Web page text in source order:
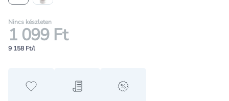
Nincs készleten
1 099 Ft
9 158 Ft/l
Hozzáadás a kedvencekhez
Hozzáadás a bevásárló listához
alert when on sale